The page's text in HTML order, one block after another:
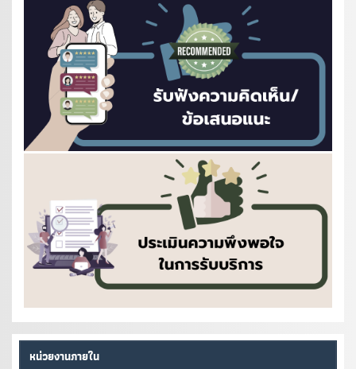
หน่วยงานภายใน